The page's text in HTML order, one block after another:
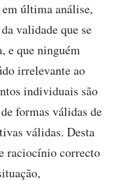
última análise,
validade que se
e que ninguém
irrelevante ao
individuais são
formas válidas de
válidas. Desta
raciocínio correcto